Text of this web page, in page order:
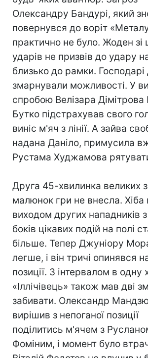
Олександру Бандурі, який
повернувся до воріт
практично не було. Жоден зі
ударів не призвів до удару
близько до рамки. Господарі
змарнували можливості. У
спробою Велізара Дімітрова
Бутко підстрахував свого
виніс м'яч з лінії. А зайва
надана Даніло, примусила
Рустама Худжамова
Друга 45-хвилинка великих
малюнок гри не внесла. Хіба
виходом других нападників
боків цікавих подій на полі
більше. Тепер Джуніору
легше, і він тричі опинявся
позиції. З інтервалом в одну
«Іллічівець» також мав дві
забивати. Олександр
вирішив з непоганої позиції
поділитись м'ячем з
Фоміним, і момент було